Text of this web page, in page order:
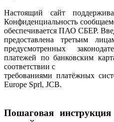
Настоящий сайт
Конфиденциальность
обеспечивается ПАО СБЕР.
предоставлена третьим
предусмотренных
платежей по банковским
соответствии с
требованиями платёжных
Europe Sprl, JCB.
Пошаговая